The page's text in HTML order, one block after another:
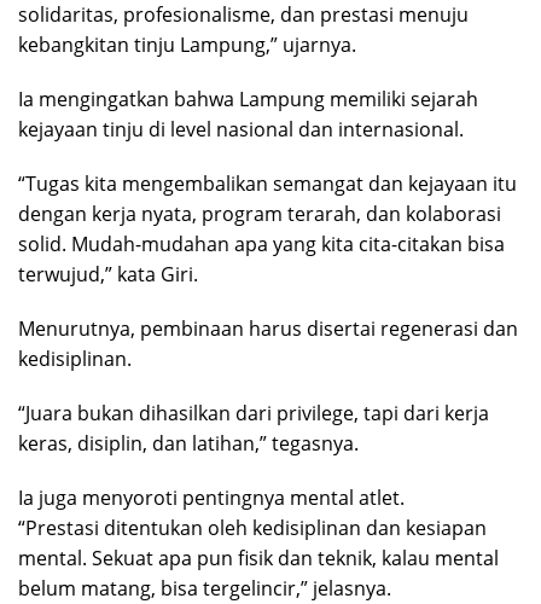
solidaritas, profesionalisme, dan prestasi menuju
kebangkitan tinju Lampung,” ujarnya.
Ia mengingatkan bahwa Lampung memiliki sejarah
kejayaan tinju di level nasional dan internasional.
“Tugas kita mengembalikan semangat dan kejayaan itu
dengan kerja nyata, program terarah, dan kolaborasi
solid. Mudah-mudahan apa yang kita cita-citakan bisa
terwujud,” kata Giri.
Menurutnya, pembinaan harus disertai regenerasi dan
kedisiplinan.
“Juara bukan dihasilkan dari privilege, tapi dari kerja
keras, disiplin, dan latihan,” tegasnya.
Ia juga menyoroti pentingnya mental atlet.
“Prestasi ditentukan oleh kedisiplinan dan kesiapan
mental. Sekuat apa pun fisik dan teknik, kalau mental
belum matang, bisa tergelincir,” jelasnya.